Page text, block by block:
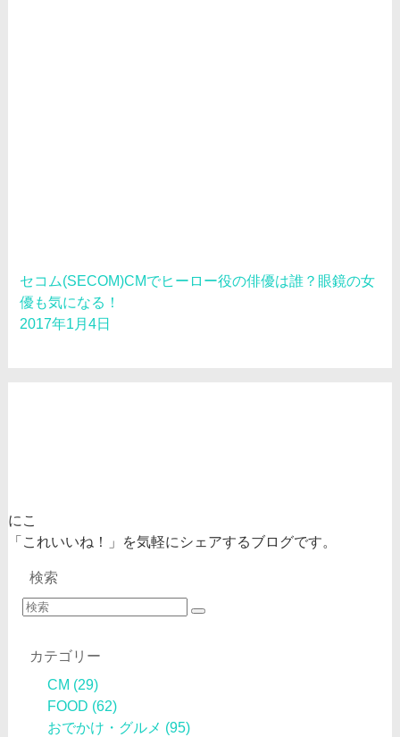
セコム(SECOM)CMでヒーロー役の俳優は誰？眼鏡の女
優も気になる！
2017年1月4日
にこ
「これいいね！」を気軽にシェアするブログです。
検索
カテゴリー
CM (29)
FOOD (62)
おでかけ・グルメ (95)